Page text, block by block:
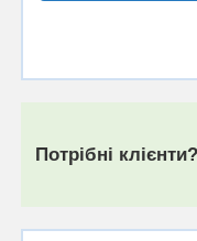
Потрібні клієнти?